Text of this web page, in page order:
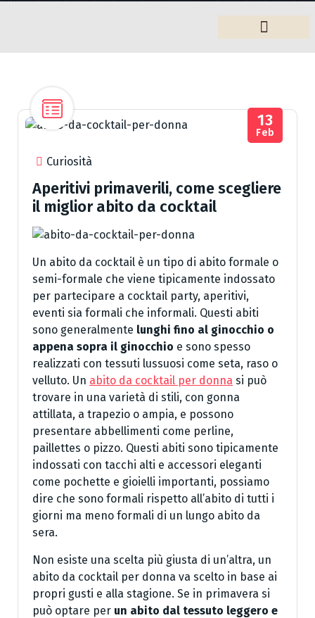
Curiosità
13
Feb
Aperitivi primaverili, come scegliere
il miglior abito da cocktail
Un abito da cocktail è un tipo di abito formale o
semi-formale che viene tipicamente indossato
per partecipare a cocktail party, aperitivi,
eventi sia formali che informali. Questi abiti
sono generalmente lunghi fino al ginocchio o
appena sopra il ginocchio e sono spesso
realizzati con tessuti lussuosi come seta, raso o
velluto. Un abito da cocktail per donna si può
trovare in una varietà di stili, con gonna
attillata, a trapezio o ampia, e possono
presentare abbellimenti come perline,
paillettes o pizzo. Questi abiti sono tipicamente
indossati con tacchi alti e accessori eleganti
come pochette e gioielli importanti, possiamo
dire che sono formali rispetto all’abito di tutti i
giorni ma meno formali di un lungo abito da
sera.
Non esiste una scelta più giusta di un’altra, un
abito da cocktail per donna va scelto in base ai
propri gusti e alla stagione. Se in primavera si
può optare per un abito dal tessuto leggero e